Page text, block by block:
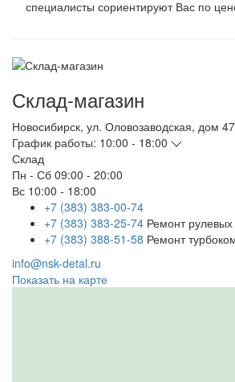
специалисты сориентируют Вас по
Склад-магазин
Новосибирск, ул. Оловозаводская, дом
График работы: 10:00 - 18:00
Склад
Пн - Сб 09:00 - 20:00
Вс 10:00 - 18:00
+7 (383) 383-00-74
+7 (383) 383-25-74 Ремонт рулевых
+7 (383) 388-51-58 Ремонт
info@nsk-detal.ru
Показать на карте